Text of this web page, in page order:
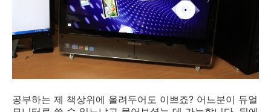
공부하는 제 책상위에 올려두어도 이쁘죠? 어느분이 듀얼